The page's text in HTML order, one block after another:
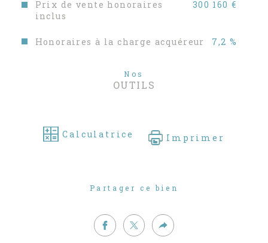
Prix de vente honoraires
inclus
300 160 €
Honoraires à la charge acquéreur 7,2 %
Nos
OUTILS
Calculatrice Imprimer
Partager ce bien